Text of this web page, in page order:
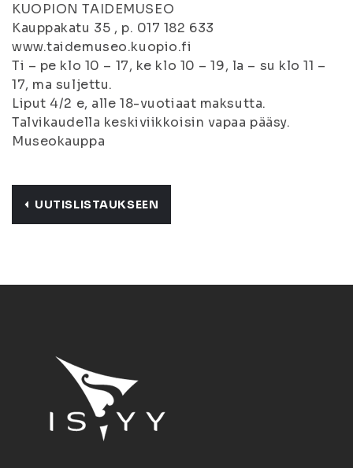
KUOPION TAIDEMUSEO
Kauppakatu 35 , p. 017 182 633
www.taidemuseo.kuopio.fi
Ti – pe klo 10 – 17, ke klo 10 – 19, la – su klo 11 –
17, ma suljettu.
Liput 4/2 e, alle 18-vuotiaat maksutta.
Talvikaudella keskiviikkoisin vapaa pääsy.
Museokauppa
UUTISLISTAUKSEEN